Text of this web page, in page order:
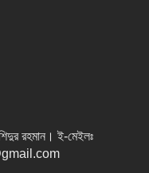
রহমান । ই-মেইলঃ